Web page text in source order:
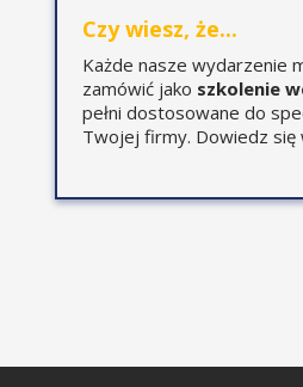
względnych i
Podgląd i
makra.
Czy wiesz, że...
Każde nasze wydarzenie
zamówić jako szkolenie
pełni dostosowane do
Twojej firmy. Dowiedz się